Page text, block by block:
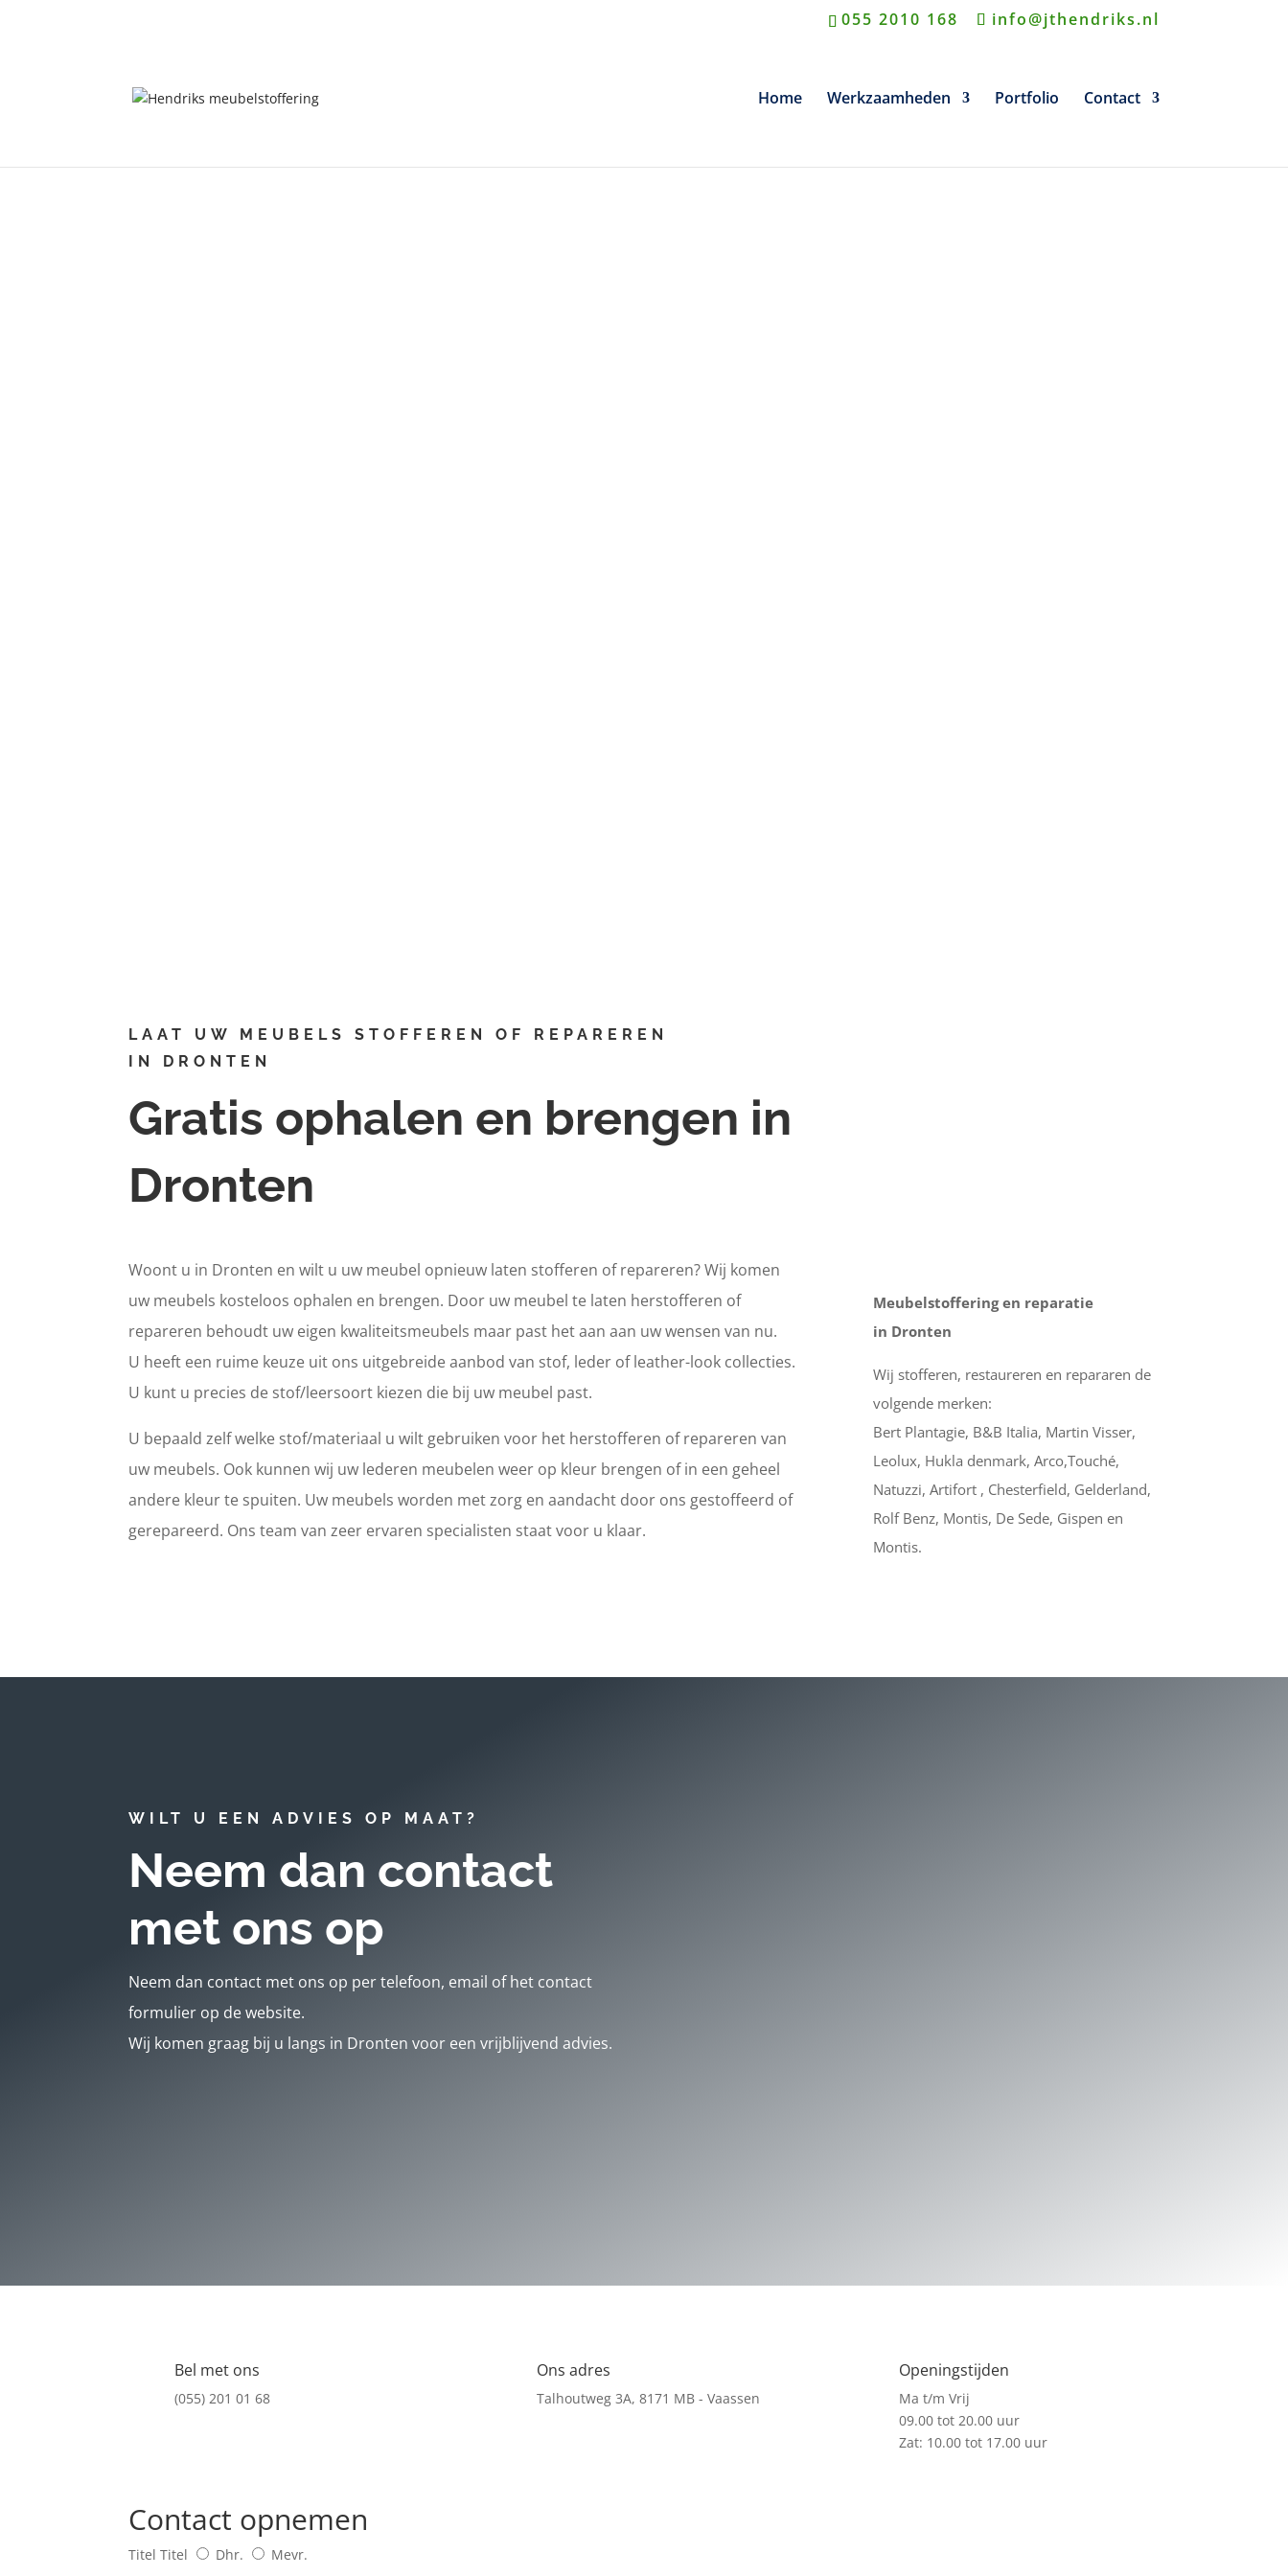
055 2010 168 info@jthendriks.nl
Home Werkzaamheden Portfolio Contact
LAAT UW MEUBELS STOFFEREN OF REPAREREN
IN DRONTEN
Gratis ophalen en brengen in
Dronten
Woont u in Dronten en wilt u uw meubel opnieuw laten stofferen of repareren? Wij komen
uw meubels kosteloos ophalen en brengen. Door uw meubel te laten herstofferen of
repareren behoudt uw eigen kwaliteitsmeubels maar past het aan aan uw wensen van nu.
U heeft een ruime keuze uit ons uitgebreide aanbod van stof, leder of leather-look collecties.
U kunt u precies de stof/leersoort kiezen die bij uw meubel past.
U bepaald zelf welke stof/materiaal u wilt gebruiken voor het herstofferen of repareren van
uw meubels. Ook kunnen wij uw lederen meubelen weer op kleur brengen of in een geheel
andere kleur te spuiten. Uw meubels worden met zorg en aandacht door ons gestoffeerd of
gerepareerd. Ons team van zeer ervaren specialisten staat voor u klaar.
Meubelstoffering en reparatie
in Dronten
Wij stofferen, restaureren en repararen de
volgende merken:
Bert Plantagie, B&B Italia, Martin Visser,
Leolux, Hukla denmark, Arco,Touché,
Natuzzi, Artifort , Chesterfield, Gelderland,
Rolf Benz, Montis, De Sede, Gispen en
Montis.
WILT U EEN ADVIES OP MAAT?
Neem dan contact
met ons op
Neem dan contact met ons op per telefoon, email of het contact
formulier op de website.
Wij komen graag bij u langs in Dronten voor een vrijblijvend advies.
Bel met ons
(055) 201 01 68
Ons adres
Talhoutweg 3A, 8171 MB - Vaassen
Openingstijden
Ma t/m Vrij
09.00 tot 20.00 uur
Zat: 10.00 tot 17.00 uur
Contact opnemen
Titel Titel Dhr.
Mevr.